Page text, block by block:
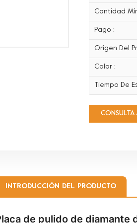
Cantidad
Pago :
Origen Del
Color :
Tiempo De
INTRODUCCIÓN DEL PRODUCTO
de pulido de diamante